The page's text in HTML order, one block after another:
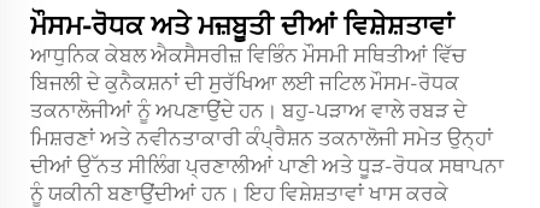
ਮੌਸਮ-ਰੋਧਕ ਅਤੇ ਮਜ਼ਬੂਤੀ ਦੀਆਂ ਵਿਸ਼ੇਸ਼ਤਾਵਾਂ
ਆਧੁਨਿਕ ਕੇਬਲ ਐਕਸੈਸਰੀਜ਼ ਵਿਭਿੰਨ ਮੌਸਮੀ ਸਥਿਤੀਆਂ ਵਿੱਚ
ਬਿਜਲੀ ਦੇ ਕੁਨੈਕਸ਼ਨਾਂ ਦੀ ਸੁਰੱਖਿਆ ਲਈ ਜਟਿਲ ਮੌਸਮ-ਰੋਧਕ
ਤਕਨਾਲੋਜੀਆਂ ਨੂੰ ਅਪਣਾਉਂਦੇ ਹਨ। ਬਹੁ-ਪੜਾਅ ਵਾਲੇ ਰਬੜ ਦੇ
ਮਿਸ਼ਰਣਾਂ ਅਤੇ ਨਵੀਨਤਾਕਾਰੀ ਕੰਪ੍ਰੈਸ਼ਨ ਤਕਨਾਲੋਜੀ ਸਮੇਤ ਉਨ੍ਹਾਂ
ਦੀਆਂ ਉੱਨਤ ਸੀਲਿੰਗ ਪ੍ਰਣਾਲੀਆਂ ਪਾਣੀ ਅਤੇ ਧੂੜ-ਰੋਧਕ ਸਥਾਪਨਾ
ਨੂੰ ਯਕੀਨੀ ਬਣਾਉਂਦੀਆਂ ਹਨ। ਇਹ ਵਿਸ਼ੇਸ਼ਤਾਵਾਂ ਖਾਸ ਕਰਕੇ